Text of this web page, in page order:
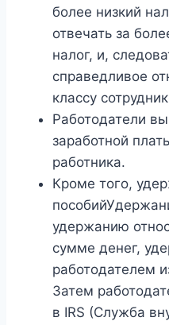
более низкий
отвечать за
налог, и,
справедливое
классу
Работодатели
заработной
работника.
Кроме того,
удержанию
сумме денег,
работодателем
Затем
в IRS (Служба